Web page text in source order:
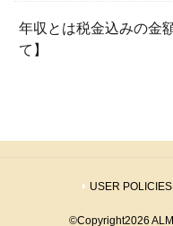
年収とは税金込みの金
て】
USER POLICIES
©Copyright2026